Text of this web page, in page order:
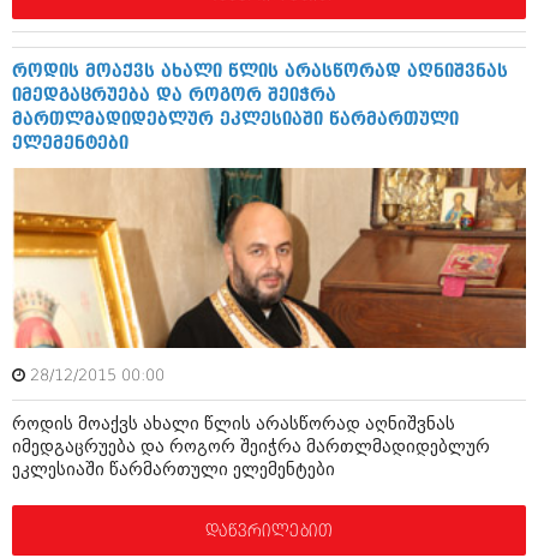
მაისი 2010 (232)
მარტი 2010 (454)
თებერვალი 2010 (421)
იანვარი 2010 (422)
დეკემბერი 2009 (510)
ნოემბერი 2009 (308)
ოქტომბერი 2009 (382)
სექტემბერი 2009 (541)
აგვისტო 2009 (14)
ივლისი 2009 (118)
თებერვალი 0216 (1)
დეკემბერი 0215 (1)
ოქტომბერი 0215 (1)
აგვისტო 0215 (2)
ივნისი 0212 (2)
ნოემბერი 0201 (1)
როდის მოაქვს ახალი წლის არასწორად აღნიშვნას
იმედგაცრუება და როგორ შეიჭრა
მართლმადიდებლურ ეკლესიაში წარმართული
ელემენტები
28/12/2015 00:00
როდის მოაქვს ახალი წლის არასწორად აღნიშვნას
იმედგაცრუება და როგორ შეიჭრა მართლმადიდებლურ
ეკლესიაში წარმართული ელემენტები
დაწვრილებით